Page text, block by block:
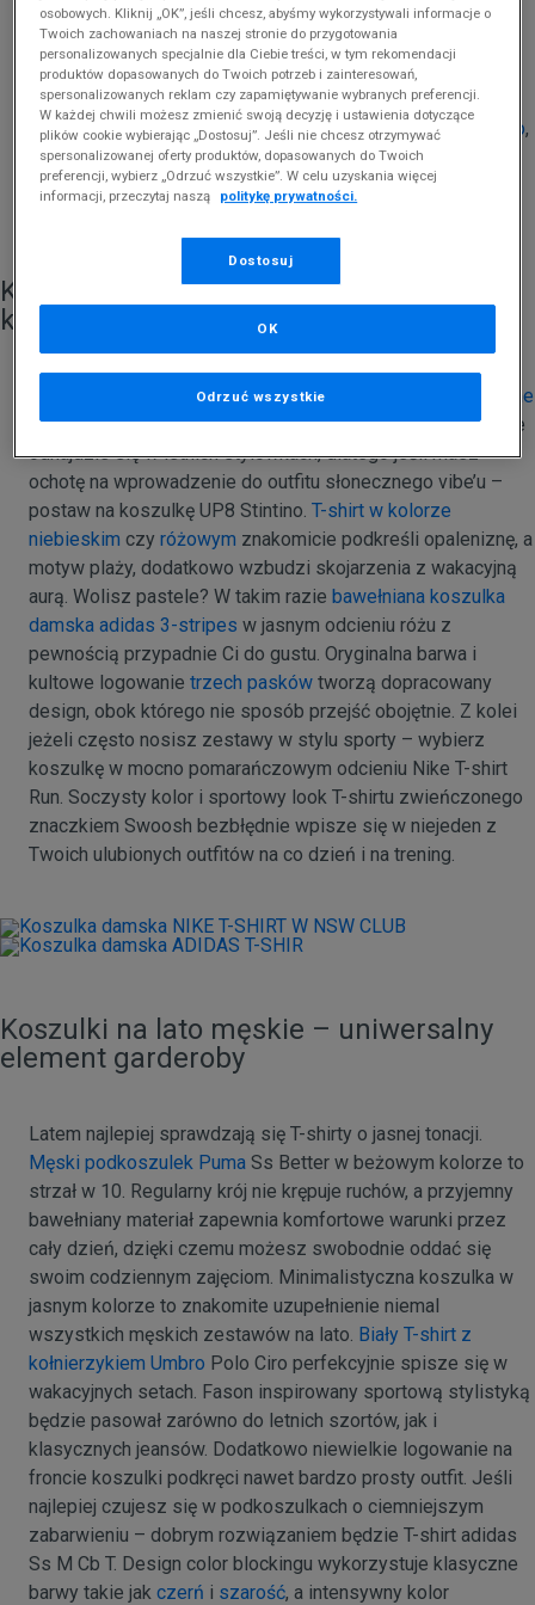
ciepłych kurtek czybluzi założenie ulubionegoT-shirtu.
Koszulki bawełniane są uniwersalne i dlatego często
stanowią podstawę wakacyjnych setów. Modele basic, z
nadrukiem lub z logo marki doskonale uzupełnią niemal
wszystkie stylizacje. Wśród propozycjiNike,adidas Umbro,
Feewear,Up8czyPumaz pewnością znajdziesz model,
który w stu procentach spełni Twoje oczekiwania. Jakie
Koszulki letnie damskie – postaw na
kolor!
Świetnym rozwiązaniem na ciepłe miesiące są
wielobarwne
T-shirty. Podkoszulek w intensywnym odcieniu perfekcyjnie
odnajdzie się w letnich stylówkach, dlatego jeśli masz
ochotę na wprowadzenie do outfitu słonecznego vibe’u –
postaw na koszulkę UP8 Stintino. T-shirt w kolorze
niebieskim czy różowym znakomicie podkreśli opaleniznę, a
motyw plaży, dodatkowo wzbudzi skojarzenia z wakacyjną
aurą. Wolisz pastele? W takim razie bawełniana koszulka
damska adidas 3-stripes w jasnym odcieniu różu z
pewnością przypadnie Ci do gustu. Oryginalna barwa i
kultowe logowanie trzech pasków tworzą dopracowany
design, obok którego nie sposób przejść obojętnie. Z kolei
jeżeli często nosisz zestawy w stylu sporty – wybierz
koszulkę w mocno pomarańczowym odcieniu Nike T-shirt
Run. Soczysty kolor i sportowy look T-shirtu zwieńczonego
znaczkiem Swoosh bezbłędnie wpisze się w niejeden z
Twoich ulubionych outfitów na co dzień i na trening.
Koszulki na lato męskie – uniwersalny
element garderoby
Latem najlepiej sprawdzają się T-shirty o jasnej tonacji.
Męski podkoszulek Puma Ss Better w beżowym kolorze to
strzał w 10. Regularny krój nie krępuje ruchów, a przyjemny
bawełniany materiał zapewnia komfortowe warunki przez
cały dzień, dzięki czemu możesz swobodnie oddać się
swoim codziennym zajęciom. Minimalistyczna koszulka w
jasnym kolorze to znakomite uzupełnienie niemal
wszystkich męskich zestawów na lato. Biały T-shirt z
kołnierzykiem Umbro Polo Ciro perfekcyjnie spisze się w
wakacyjnych setach. Fason inspirowany sportową stylistyką
będzie pasował zarówno do letnich szortów, jak i
klasycznych jeansów. Dodatkowo niewielkie logowanie na
froncie koszulki podkręci nawet bardzo prosty outfit. Jeśli
najlepiej czujesz się w podkoszulkach o ciemniejszym
zabarwieniu – dobrym rozwiązaniem będzie T-shirt adidas
Ss M Cb T. Design color blockingu wykorzystuje klasyczne
barwy takie jak czerń i szarość, a intensywny kolor
osobowych. Kliknij „OK”, jeśli chcesz, abyśmy wykorzystywali informacje o
Twoich zachowaniach na naszej stronie do przygotowania
personalizowanych specjalnie dla Ciebie treści, w tym rekomendacji
produktów dopasowanych do Twoich potrzeb i zainteresowań,
spersonalizowanych reklam czy zapamiętywanie wybranych preferencji.
W każdej chwili możesz zmienić swoją decyzję i ustawienia dotyczące
plików cookie wybierając „Dostosuj”. Jeśli nie chcesz otrzymywać
spersonalizowanej oferty produktów, dopasowanych do Twoich
preferencji, wybierz „Odrzuć wszystkie”. W celu uzyskania więcej
informacji, przeczytaj naszą
politykę prywatności.
Dostosuj
Odrzuć wszystkie
OK